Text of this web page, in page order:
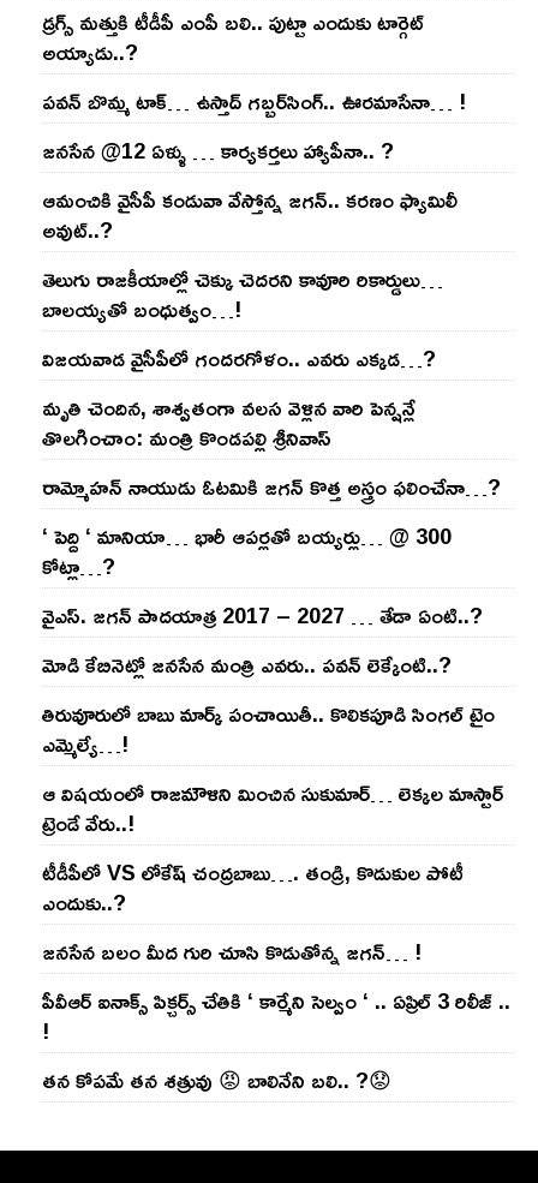
డ్రగ్స్ మత్తుకి టీడీపీ ఎంపీ బలి.. పుట్టా ఎందుకు టార్గెట్
అయ్యాడు..?
ప‌వ‌న్ బొమ్మ టాక్‌… ఉస్తాద్ గ‌బ్బ‌ర్‌సింగ్‌.. ఊర‌మాసేనా… !
జనసేన @12 ఏళ్ళు … కార్యకర్తలు హ్యాపీనా.. ?
ఆమంచికి వైసీపీ కండువా వేస్తోన్న జ‌గ‌న్‌.. క‌ర‌ణం ఫ్యామిలీ
అవుట్‌..?
తెలుగు రాజ‌కీయాల్లో చెక్కు చెద‌ర‌ని కావూరి రికార్డులు…
బాల‌య్యతో బంధుత్వం…!
విజ‌య‌వాడ వైసీపీలో గంద‌ర‌గోళం.. ఎవ‌రు ఎక్క‌డ‌…?
మృతి చెందిన, శాశ్వతంగా వలస వెళ్లిన వారి పెన్ష‌న్లే
తొల‌గించాం: మంత్రి కొండపల్లి శ్రీనివాస్
రామ్మోహ‌న్ నాయుడు ఓట‌మికి జ‌గ‌న్ కొత్త అస్త్రం ఫ‌లించేనా…?
‘ పెద్ది ‘ మానియా… భారీ ఆప‌ర్ల‌తో బ‌య్య‌ర్లు… @ 300
కోట్లా…?
వైఎస్‌. జ‌గ‌న్ పాద‌యాత్ర 2017 – 2027 … తేడా ఏంటి..?
మోడి కేబినెట్లో జ‌నసేన మంత్రి ఎవ‌రు.. ప‌వ‌న్ లెక్కేంటి..?
తిరువూరులో బాబు మార్క్ పంచాయితీ.. కొలిక‌పూడి సింగ‌ల్ టైం
ఎమ్మెల్యే…!
ఆ విష‌యంలో రాజ‌మౌళిని మించిన సుకుమార్‌… లెక్క‌ల మాస్టార్
ట్రెండే వేరు..!
టీడీపీలో VS లోకేష్ చంద్ర‌బాబు…. తండ్రి, కొడుకుల పోటీ
ఎందుకు..?
జ‌న‌సేన బ‌లం మీద గురి చూసి కొడుతోన్న జ‌గ‌న్‌… !
పీవీఆర్ ఐనాక్స్ పిక్చర్స్ చేతికి ‘ కార్మేని సెల్వం ‘ .. ఏప్రిల్ 3 రిలీజ్ ..
!
తన కోపమే తన శత్రువు 😡 బాలినేని బలి.. ?😟